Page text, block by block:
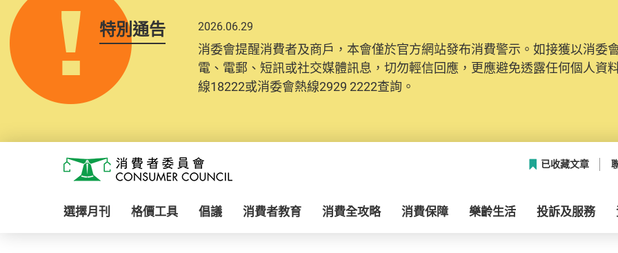
特別通告 2026.06.29
消委會提醒消費者及商戶，本會僅於官方網站發布消費警示。如接獲以消委
電、電郵、短訊或社交媒體訊息，切勿輕信回應，更應避免透露任何個人資
線18222或消委會熱線2929 2222查詢。
消費者委員會
已收藏文章
選擇月刊 格價工具 倡議 消費者教育 消費全攻略 消費保障 樂齡生活 投訴及服務